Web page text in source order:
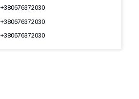
+380676372030
+380676372030
+380676372030